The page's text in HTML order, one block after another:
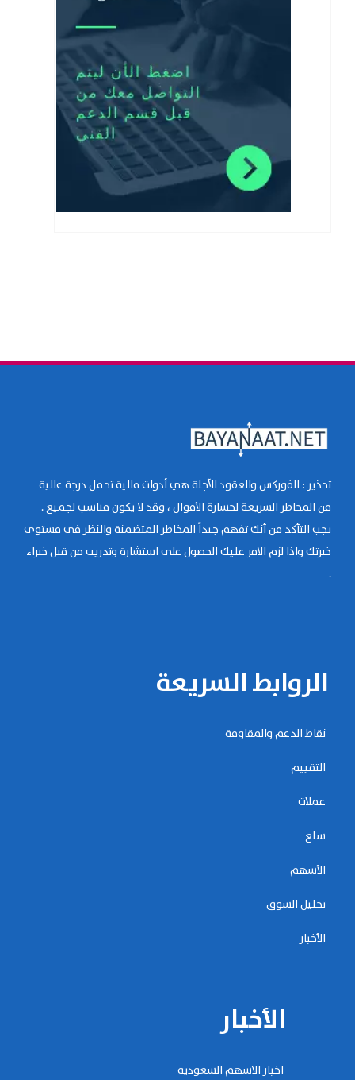
تحذير : الفوركس والعقود الآجلة هي أدوات مالية تحمل درجة عالية
من المخاطر السريعة لخسارة الأموال ، وقد لا يكون مناسب لجميع .
يجب التأكد من أنك تفهم جيداً المخاطر المتضمنة والنظر في مستوى
خبرتك واذا لزم الامر عليك الحصول على استشارة وتدريب من قبل خبراء
.
الروابط السريعة
نقاط الدعم والمقاومة
التقييم
عملات
سلع
الأسهم
تحليل السوق
الأخبار
الأخبار
اخبار الاسهم السعودية